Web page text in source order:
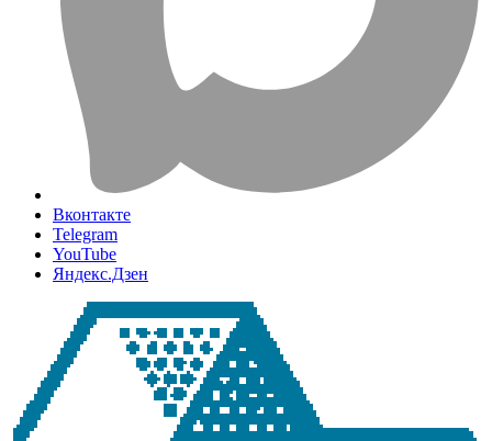
Вконтакте
Telegram
YouTube
Яндекс.Дзен